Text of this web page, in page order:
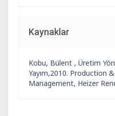
Kaynaklar
Kobu, Bülent , Üretim
Yayım,2010. Production
Management, Heizer